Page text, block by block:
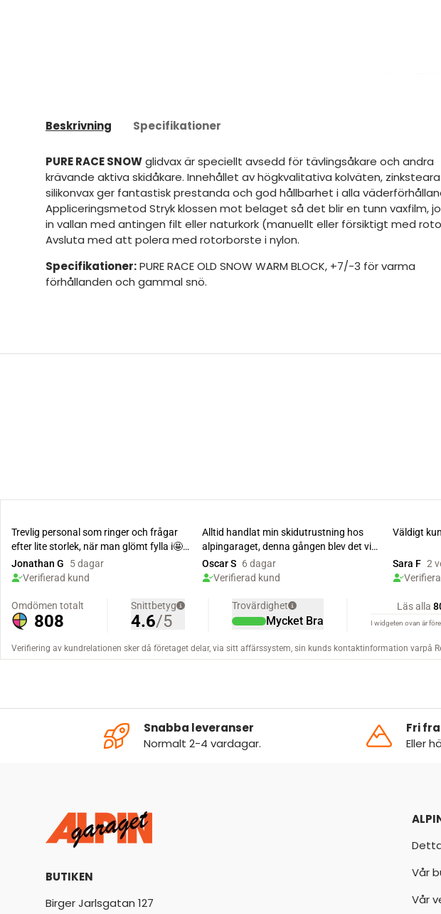
Beskrivning Specifikationer
PURE RACE SNOWglidvax är speciellt avsedd för tävlingsåkare och andra
krävande aktiva skidåkare. Innehållet av högkvalitativa kolväten,
silikonvax ger fantastisk prestanda och god hållbarhet i alla
Appliceringsmetod Stryk klossen mot belaget så det blir en tunn vaxfilm,
in vallan med antingen filt eller naturkork (manuellt eller försiktigt med
Avsluta med att polera med rotorborste i nylon.
Specifikationer:PURE RACE OLD SNOW WARM BLOCK, +7/-3 för varma
förhållanden och gammal snö.
Snabba leveranser
Normalt 2-4 vardagar.
Fri
Eller
BUTIKEN
Birger Jarlsgatan 127
Vår
Vår